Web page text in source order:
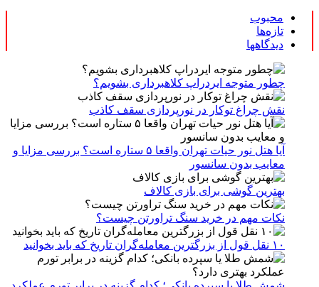
محبوب
تازه‌ها
دیدگاهها
چطور متوجه ایردراپ کلاهبرداری بشویم؟
نقش چراغ توکار در نورپردازی سقف کاذب
آیا هتل نور حیات تهران واقعا ۵ ستاره است؟ بررسی مزایا و
معایب بدون سانسور
بهترین گوشی برای بازی کالاف
نکات مهم در خرید سنگ تراورتن چیست؟
۱۰ نقل قول از بزرگترین معامله‌گران تاریخ که باید بخوانید